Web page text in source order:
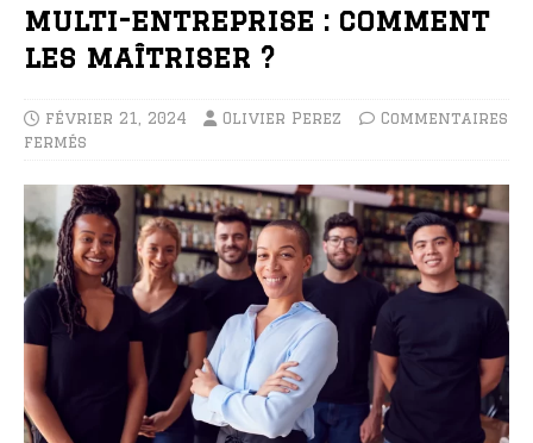
multi-entreprise : comment
les maîtriser ?
février 21, 2024 Olivier Perez
Commentaires
fermés